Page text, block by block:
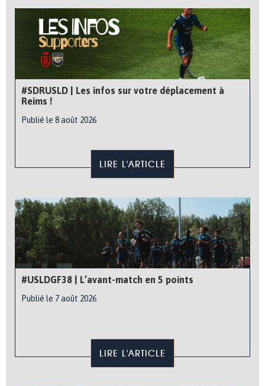
#SDRUSLD | Les infos sur votre déplacement à
Reims !
Publié le 8 août 2026
LIRE L'ARTICLE
#USLDGF38 | L’avant-match en 5 points
Publié le 7 août 2026
LIRE L'ARTICLE